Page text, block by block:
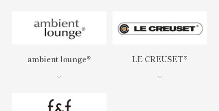
ambient lounge®︎ LE CREUSET®︎